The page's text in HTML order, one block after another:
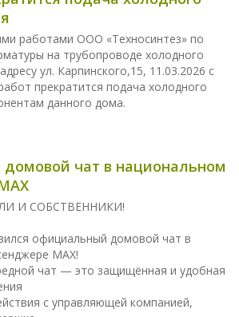
работами ООО «Техносинтез» по
на трубопроводе холодного
ул. Карпинского,15, 11.03.2026 с
прекратится подача холодного
данного дома.
чат в национальном
И СОБСТВЕННИКИ!
официальный домовой чат в
МАХ!
чат — это защищённая и удобная
с управляющей компанией,